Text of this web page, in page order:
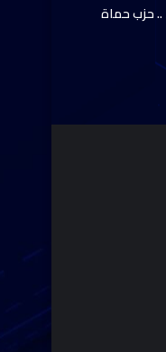
.. حزب حماة